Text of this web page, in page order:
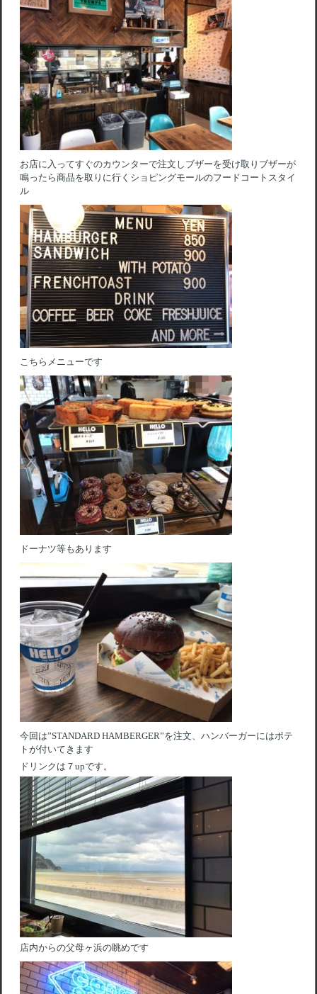
お店に入ってすぐのカウンターで注文しブザーを受け取りブザーが
鳴ったら商品を取りに行くショピングモールのフードコートスタイ
ル
こちらメニューです
ドーナツ等もあります
今回は”STANDARD HAMBERGER”を注文、ハンバーガーにはポテ
トが付いてきます
ドリンクは７upです。
店内からの父母ヶ浜の眺めです